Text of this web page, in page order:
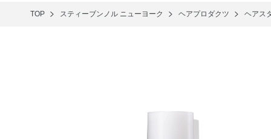
TOP スティーブンノル ニューヨーク ヘアプロダクツ ヘアス